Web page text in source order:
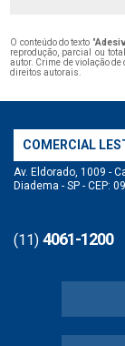
O conteúdo do texto "
reprodução, parcial ou
autor. Crime de violação
direitos autorais.
COMERCIAL
Av. Eldorado, 1009 -
Diadema - SP - CEP:
(11) 4061-1200